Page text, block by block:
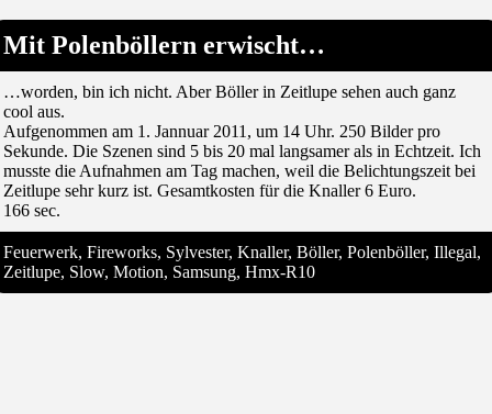
Mit Polenböllern erwischt…
…worden, bin ich nicht. Aber Böller in Zeitlupe sehen auch ganz
cool aus.
Aufgenommen am 1. Jannuar 2011, um 14 Uhr. 250 Bilder pro
Sekunde. Die Szenen sind 5 bis 20 mal langsamer als in Echtzeit. Ich
musste die Aufnahmen am Tag machen, weil die Belichtungszeit bei
Zeitlupe sehr kurz ist. Gesamtkosten für die Knaller 6 Euro.
166 sec.
Feuerwerk, Fireworks, Sylvester, Knaller, Böller, Polenböller, Illegal,
Zeitlupe, Slow, Motion, Samsung, Hmx-R10